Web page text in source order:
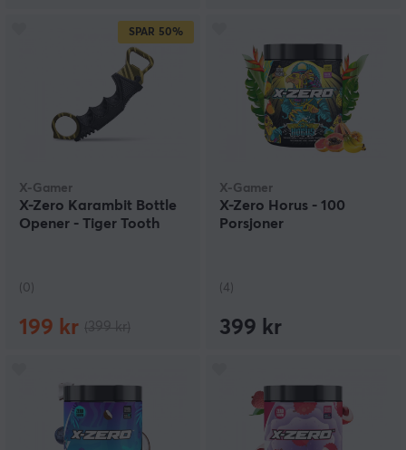
SPAR 50%
X-Gamer
X-Zero Karambit Bottle
Opener - Tiger Tooth
(0)
199 kr
X-Gamer
X-Zero Horus - 100
Porsjoner
(4)
399 kr